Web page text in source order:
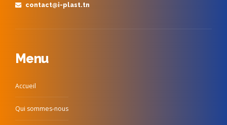
contact@i-plast.tn
Menu
Accueil
Qui sommes-nous